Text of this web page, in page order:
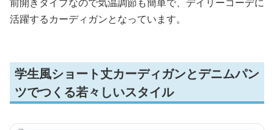
活躍するカーディガンとなっています。
学生風ショート丈カーディガンとデニムパン
ツでつくる若々しいスタイル